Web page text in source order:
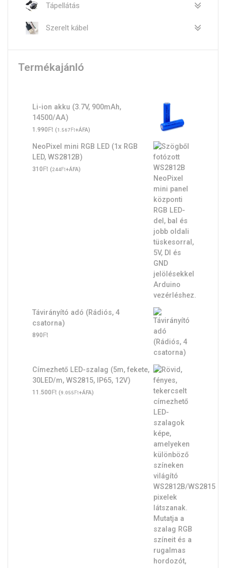
Tápellátás
Szerelt kábel
Termékajánló
Li-ion akku (3.7V, 900mAh,
14500/AA)
1.990Ft (1.567Ft+ÁFA)
NeoPixel mini RGB LED (1x RGB
LED, WS2812B)
310Ft (244Ft+ÁFA)
Távirányító adó (Rádiós, 4
csatorna)
890Ft
Címezhető LED-szalag (5m, fekete,
30LED/m, WS2815, IP65, 12V)
11.500Ft (9.055Ft+ÁFA)